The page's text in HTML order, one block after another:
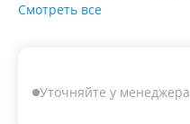
Смотреть все
Уточняйте у менеджера